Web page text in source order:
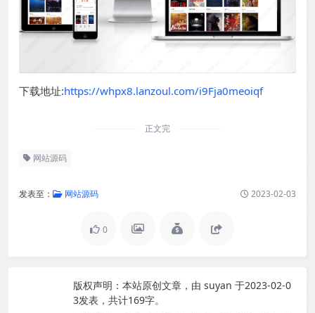
下载地址:https://whpx8.lanzoul.com/i9Fja0meoiqf
正文完
网站源码
发表至： 网站源码 2023-02-03
0
版权声明： 本站原创文章，由 suyan 于2023-02-0
3发表，共计169字。